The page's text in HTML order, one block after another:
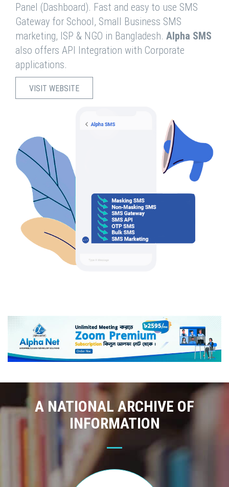
Panel (Dashboard). Fast and easy to use SMS
Gateway for School, Small Business SMS
marketing, ISP & NGO in Bangladesh. Alpha SMS
also offers API Integration with Corporate
applications.
VISIT WEBSITE
A NATIONAL ARCHIVE OF
INFORMATION